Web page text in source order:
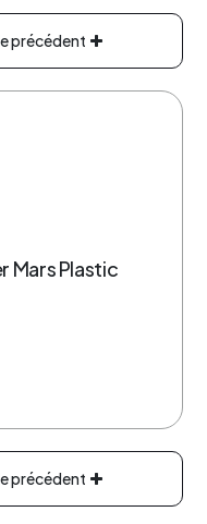
précédent
Mars Plastic
précédent